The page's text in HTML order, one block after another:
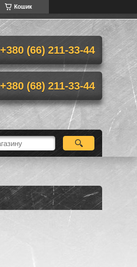
Кошик
+380 (66) 211-33-44
+380 (68) 211-33-44